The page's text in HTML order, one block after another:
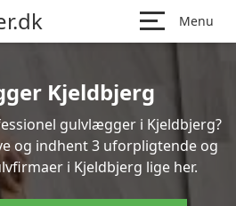
Menu
Kjeldbjerg
gulvlægger i Kjeldbjerg?
og indhent 3 uforpligtende og
i Kjeldbjerg lige her.